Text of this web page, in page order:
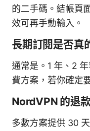
的二手碼。結帳頁
效可再手動輸入。
長期訂閱是否真
通常是。1 年、2
費方案，若你確定
NordVPN 的退
多數方案提供 30